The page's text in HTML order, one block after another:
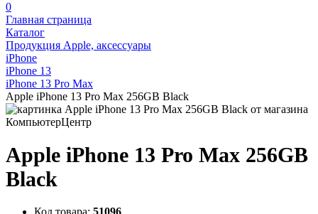
0
Главная страница
Каталог
Продукция Apple, аксессуары
iPhone
iPhone 13
iPhone 13 Pro Max
Apple iPhone 13 Pro Max 256GB Black
Apple iPhone 13 Pro Max 256GB
Black